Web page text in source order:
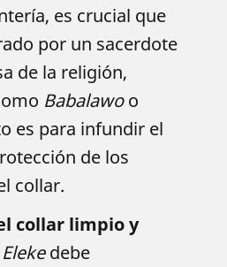
es crucial que
por un sacerdote
de la religión,
Babalawoo
es para infundir el
de los
collar.
collar limpio y
Elekedebe